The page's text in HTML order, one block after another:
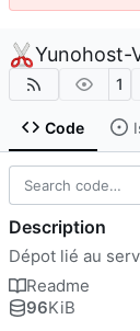
Yunohost-
1
Code
Description
Dépot lié au
Readme
96KiB